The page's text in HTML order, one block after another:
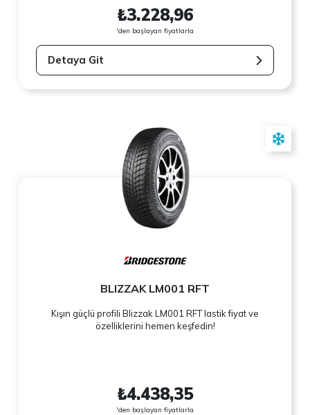
₺3.228,96
'den başlayan fiyatlarla
Detaya Git
BLIZZAK LM001 RFT
Kışın güçlü profili Blizzak LM001 RFT lastik fiyat ve
özelliklerini hemen keşfedin!
₺4.438,35
'den başlayan fiyatlarla